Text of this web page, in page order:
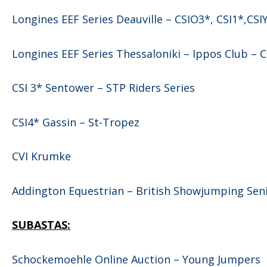
Longines EEF Series Deauville – CSIO3*,
Longines EEF Series Thessaloniki – Ippos Club –
CSI 3* Sentower – STP Riders Series
CSI4* Gassin – St-Tropez
CVI Krumke
Addington Equestrian – British Showjumping
SUBASTAS:
Schockemoehle Online Auction – Young Jumpers